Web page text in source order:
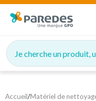
Je cherche un produit,
Accueil/Matériel de